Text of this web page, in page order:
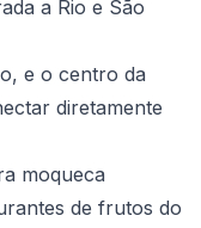
a Rio e São
e o centro da
diretamente
moqueca
de frutos do